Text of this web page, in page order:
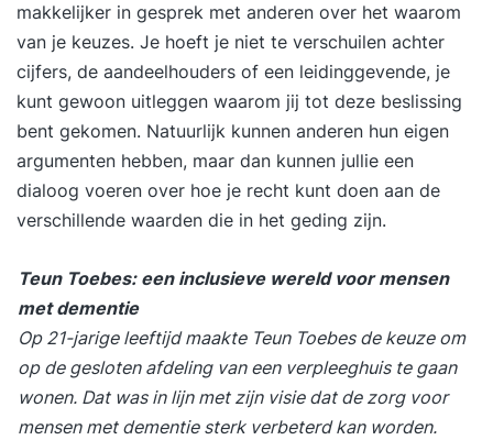
makkelijker in gesprek met anderen over het waarom
van je keuzes. Je hoeft je niet te verschuilen achter
cijfers, de aandeelhouders of een leidinggevende, je
kunt gewoon uitleggen waarom jij tot deze beslissing
bent gekomen. Natuurlijk kunnen anderen hun eigen
argumenten hebben, maar dan kunnen jullie een
dialoog voeren over hoe je recht kunt doen aan de
verschillende waarden die in het geding zijn.
Teun Toebes: een inclusieve wereld voor mensen
met dementie
Op 21-jarige leeftijd maakte Teun Toebes de keuze om
op de gesloten afdeling van een verpleeghuis te gaan
wonen. Dat was in lijn met zijn visie dat de zorg voor
mensen met dementie sterk verbeterd kan worden.